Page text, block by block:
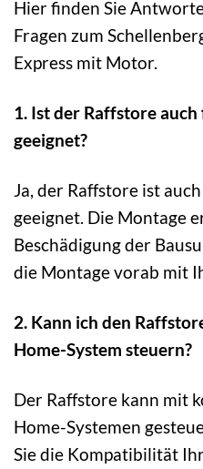
Hier finden Sie
Fragen zum
Express mit Motor.
1. Ist der Raffstore
geeignet?
Ja, der Raffstore ist
geeignet. Die Montage
Beschädigung der
die Montage vorab mit
2. Kann ich den
Home-System steuern?
Der Raffstore kann mit
Home-Systemen
Sie die Kompatibilität